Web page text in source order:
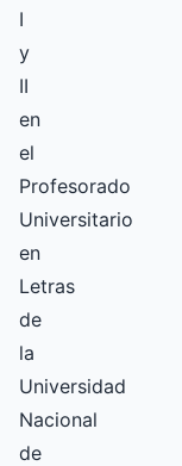
I
y
II
en
el
Profesorado
Universitario
en
Letras
de
la
Universidad
Nacional
de